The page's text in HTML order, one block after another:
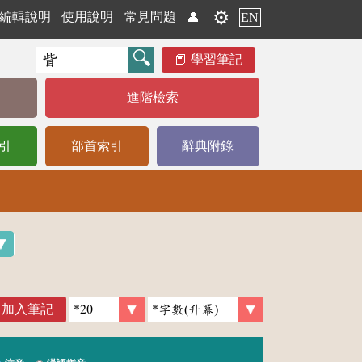
編輯說明 使用說明 常見問題 👤 ⚙️ EN
學習筆記
進階檢索
部首索引 辭典附錄
加入筆記